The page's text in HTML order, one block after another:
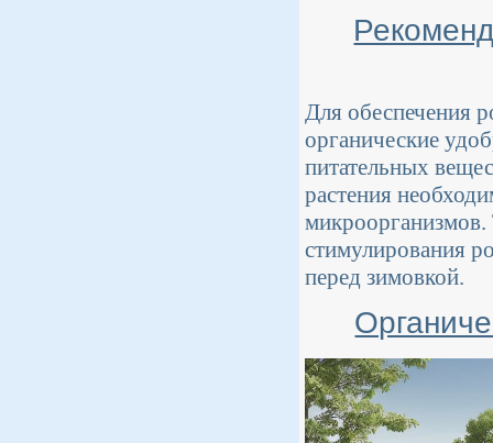
Для обеспечения
органические
питательных
растения
стимулирования
перед зимовкой.